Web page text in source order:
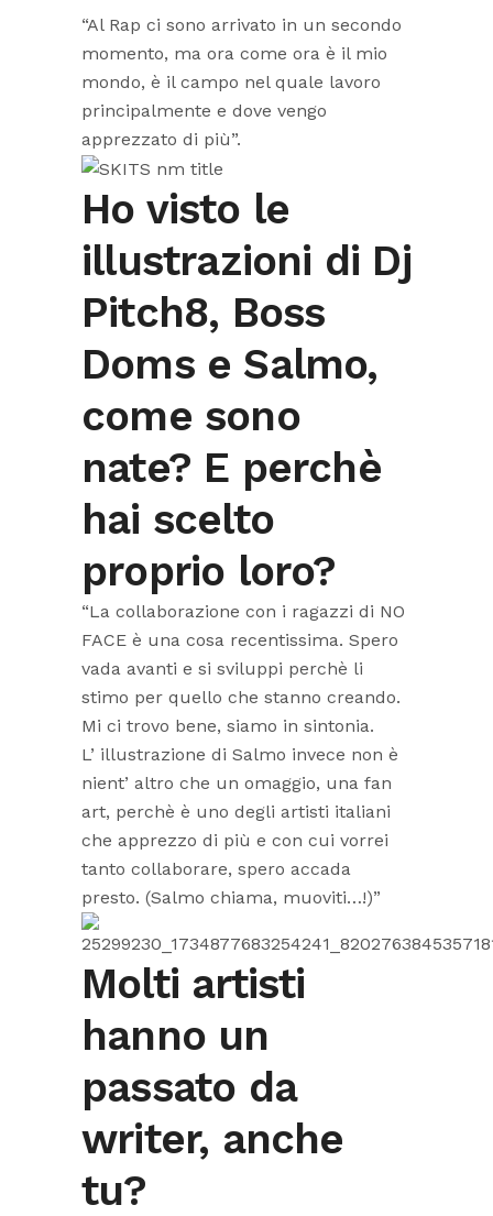
“Al Rap ci sono arrivato in un secondo
momento, ma ora come ora è il mio
mondo, è il campo nel quale lavoro
principalmente e dove vengo
apprezzato di più”.
Ho visto le
illustrazioni di Dj
Pitch8, Boss
Doms e Salmo,
come sono
nate? E perchè
hai scelto
proprio loro?
“La collaborazione con i ragazzi di NO
FACE è una cosa recentissima. Spero
vada avanti e si sviluppi perchè li
stimo per quello che stanno creando.
Mi ci trovo bene, siamo in sintonia.
L’ illustrazione di Salmo invece non è
nient’ altro che un omaggio, una fan
art, perchè è uno degli artisti italiani
che apprezzo di più e con cui vorrei
tanto collaborare, spero accada
presto. (Salmo chiama, muoviti…!)”
Molti artisti
hanno un
passato da
writer, anche
tu?